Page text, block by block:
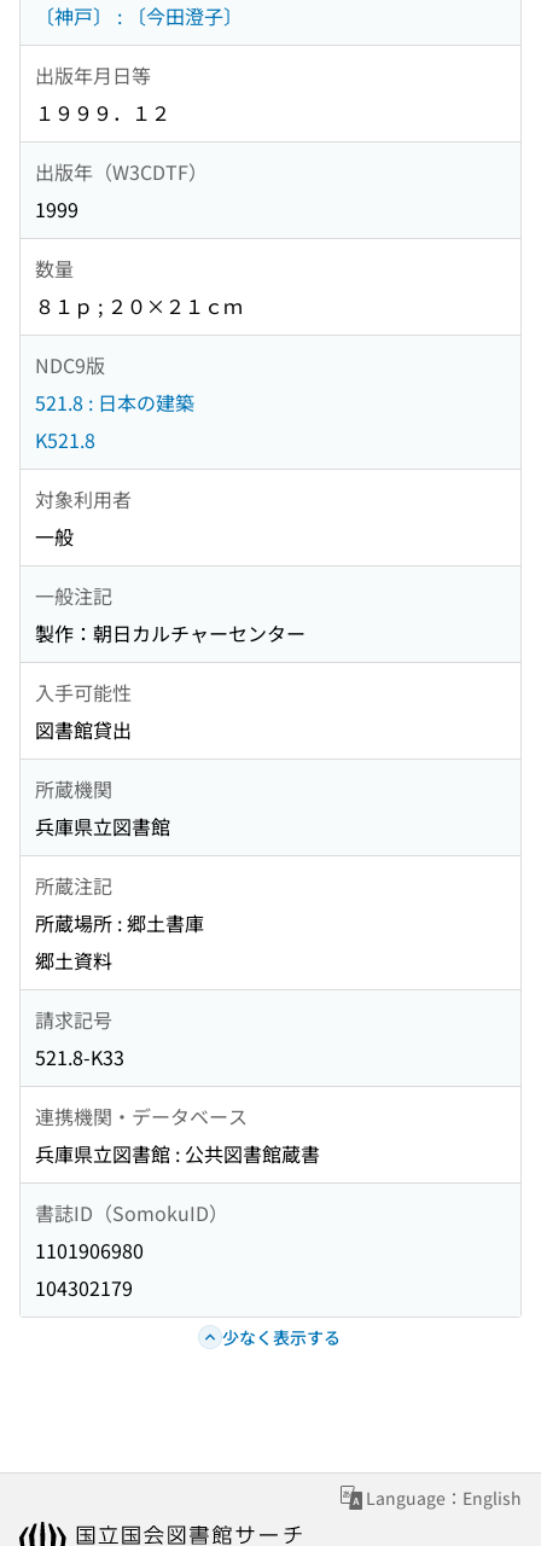
〔神戸〕 : 〔今田澄子〕
出版年月日等
１９９９．１２
出版年（W3CDTF）
1999
数量
８１ｐ ; ２０×２１ｃｍ
NDC9版
521.8 : 日本の建築
K521.8
対象利用者
一般
一般注記
製作：朝日カルチャーセンター
入手可能性
図書館貸出
所蔵機関
兵庫県立図書館
所蔵注記
所蔵場所 : 郷土書庫
郷土資料
請求記号
521.8-K33
連携機関・データベース
兵庫県立図書館 : 公共図書館蔵書
書誌ID（SomokuID）
1101906980
104302179
少なく表示する
Language：English